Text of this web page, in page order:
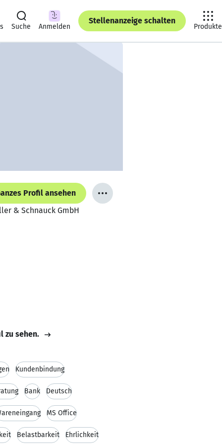
Suche Anmelden
Stellenanzeige schalten
Produkte
Profil ansehen
& Schnauck GmbH
zu sehen.
Kundenbindung
Bank Deutsch
MS Office
Belastbarkeit Ehrlichkeit